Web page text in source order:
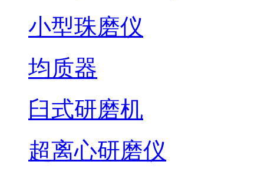
小型珠磨仪
均质器
臼式研磨机
超离心研磨仪